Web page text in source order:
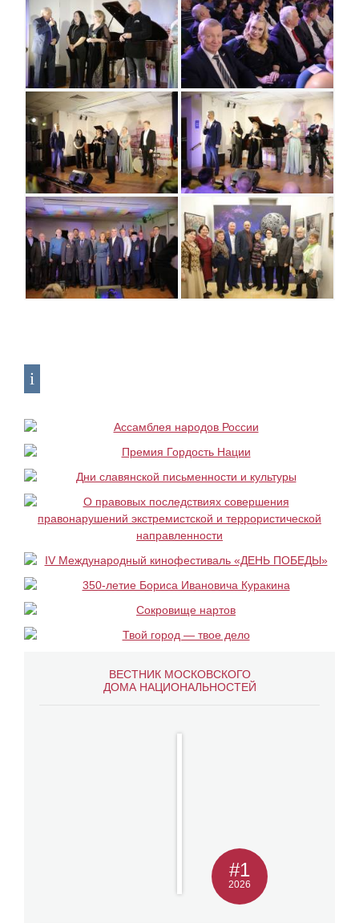
ВЕСТНИК МОСКОВСКОГО
ДОМА НАЦИОНАЛЬНОСТЕЙ
#1
2026